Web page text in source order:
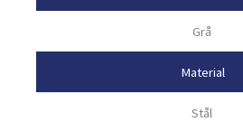
Grå
Material
Stål